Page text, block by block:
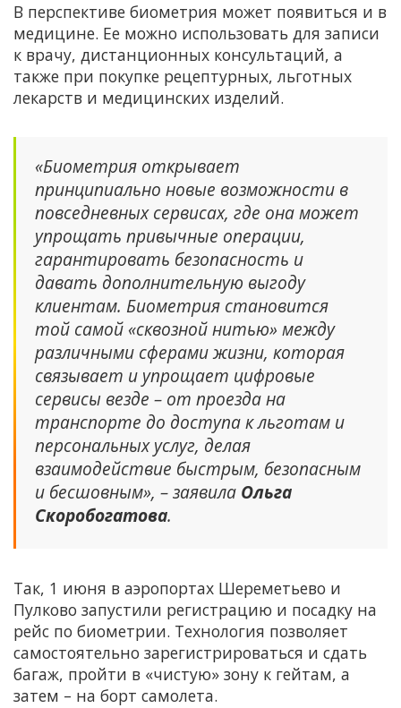
В перспективе биометрия может появиться и в
медицине. Ее можно использовать для записи
к врачу, дистанционных консультаций, а
также при покупке рецептурных, льготных
лекарств и медицинских изделий.
«Биометрия открывает
принципиально новые возможности в
повседневных сервисах, где она может
упрощать привычные операции,
гарантировать безопасность и
давать дополнительную выгоду
клиентам. Биометрия становится
той самой «сквозной нитью» между
различными сферами жизни, которая
связывает и упрощает цифровые
сервисы везде – от проезда на
транспорте до доступа к льготам и
персональных услуг, делая
взаимодействие быстрым, безопасным
и бесшовным», – заявила Ольга
Скоробогатова.
Так, 1 июня в аэропортах Шереметьево и
Пулково запустили регистрацию и посадку на
рейс по биометрии. Технология позволяет
самостоятельно зарегистрироваться и сдать
багаж, пройти в «чистую» зону к гейтам, а
затем – на борт самолета.